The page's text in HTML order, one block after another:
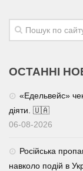
ОСТАННІ
«Едельвейс»
діяти. 🇺🇦
06-08-2026
Російська
навколо подій в